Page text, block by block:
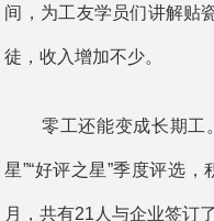
间，为工友学员们讲解贴
徒，收入增加不少。
零工还能变成长期工。
星”“好评之星”季度评选
月，共有21人与企业签订